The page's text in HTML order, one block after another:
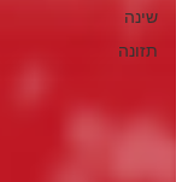
שינה
תזונה